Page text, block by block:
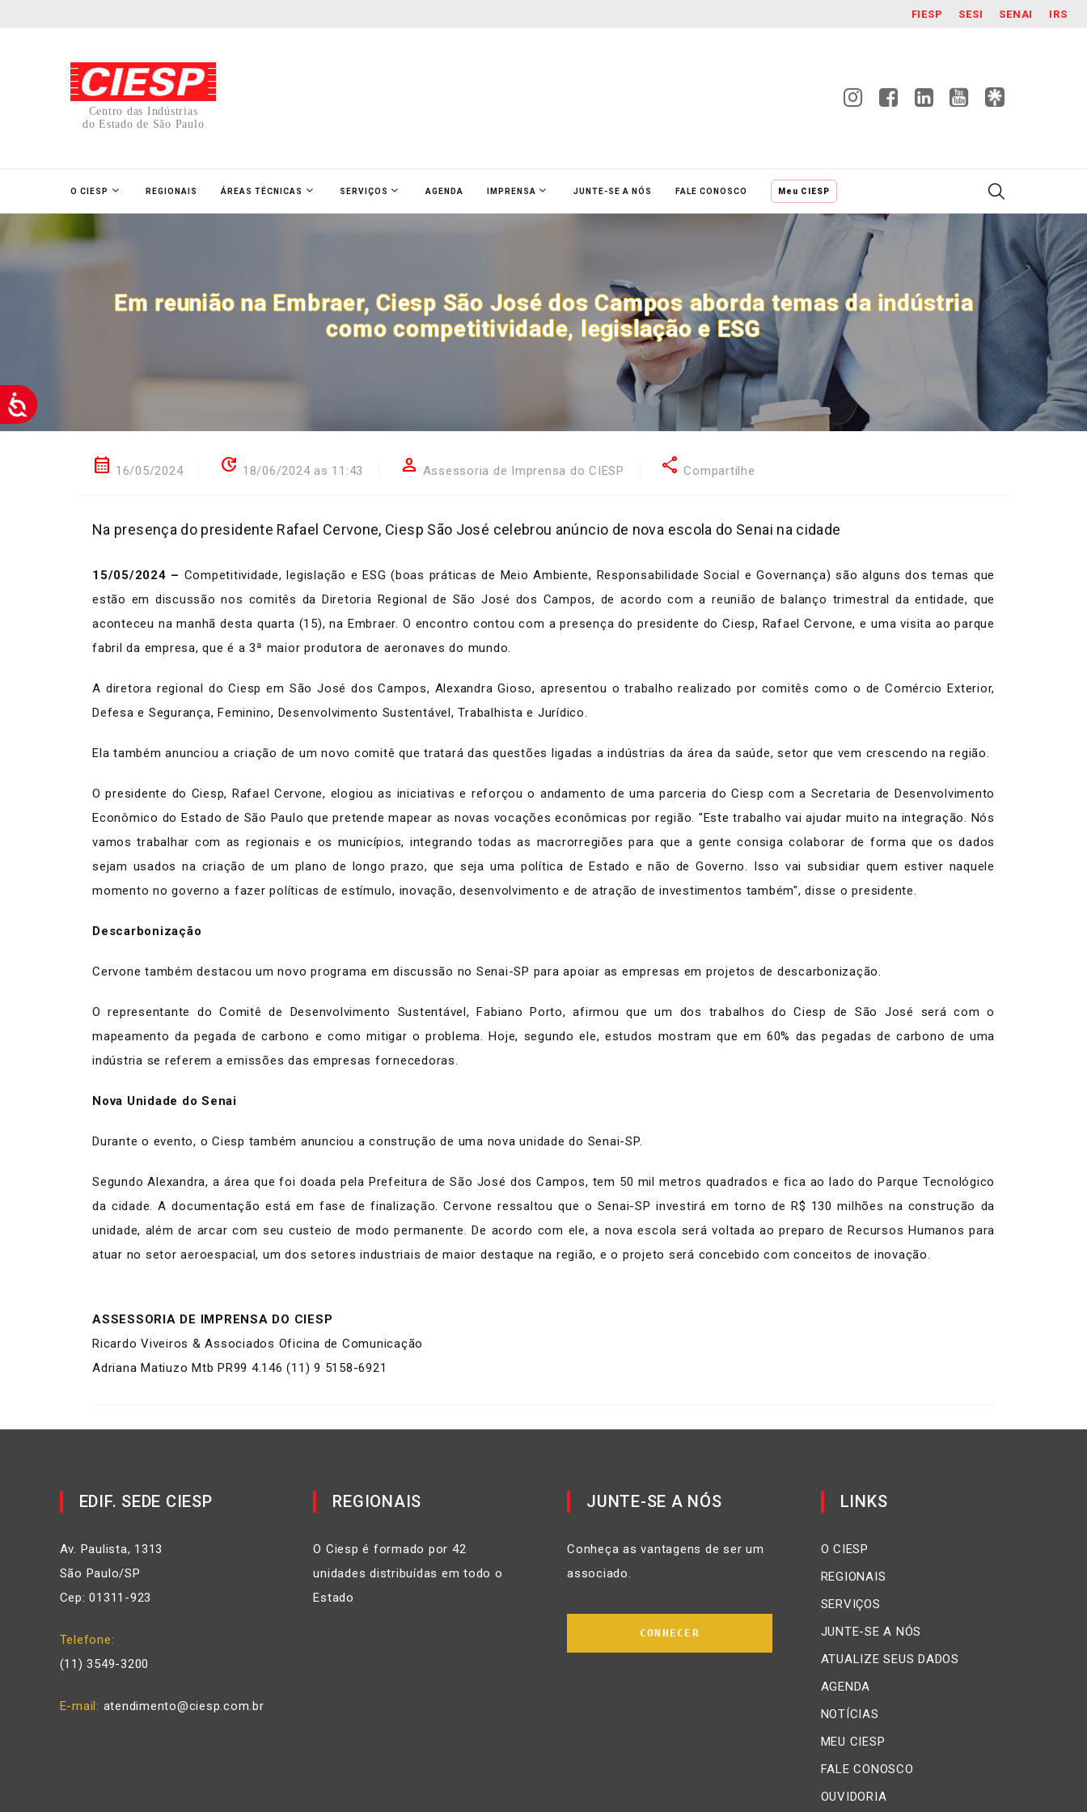
FIESP SESI SENAI IRS
Centro das Indústrias
do Estado de São Paulo
O CIESP REGIONAIS ÁREAS TÉCNICAS SERVIÇOS AGENDA IMPRENSA JUNTE-SE A NÓS FALE CONOSCO Meu CIESP
Em reunião na Embraer, Ciesp São José dos Campos aborda temas da indústria
como competitividade, legislação e ESG
calendar_month 16/05/2024 update 18/06/2024 as 11:43 person Assessoria de Imprensa do CIESP share Compartilhe
Na presença do presidente Rafael Cervone, Ciesp São José celebrou anúncio de nova escola do Senai na cidade
15/05/2024 – Competitividade, legislação e ESG (boas práticas de Meio Ambiente, Responsabilidade Social e Governança) são alguns dos temas que
estão em discussão nos comitês da Diretoria Regional de São José dos Campos, de acordo com a reunião de balanço trimestral da entidade, que
aconteceu na manhã desta quarta (15), na Embraer. O encontro contou com a presença do presidente do Ciesp, Rafael Cervone, e uma visita ao parque
fabril da empresa, que é a 3ª maior produtora de aeronaves do mundo.
A diretora regional do Ciesp em São José dos Campos, Alexandra Gioso, apresentou o trabalho realizado por comitês como o de Comércio Exterior,
Defesa e Segurança, Feminino, Desenvolvimento Sustentável, Trabalhista e Jurídico.
Ela também anunciou a criação de um novo comitê que tratará das questões ligadas a indústrias da área da saúde, setor que vem crescendo na região.
O presidente do Ciesp, Rafael Cervone, elogiou as iniciativas e reforçou o andamento de uma parceria do Ciesp com a Secretaria de Desenvolvimento
Econômico do Estado de São Paulo que pretende mapear as novas vocações econômicas por região. "Este trabalho vai ajudar muito na integração. Nós
vamos trabalhar com as regionais e os municípios, integrando todas as macrorregiões para que a gente consiga colaborar de forma que os dados
sejam usados na criação de um plano de longo prazo, que seja uma política de Estado e não de Governo. Isso vai subsidiar quem estiver naquele
momento no governo a fazer políticas de estímulo, inovação, desenvolvimento e de atração de investimentos também", disse o presidente.
Descarbonização
Cervone também destacou um novo programa em discussão no Senai-SP para apoiar as empresas em projetos de descarbonização.
O representante do Comitê de Desenvolvimento Sustentável, Fabiano Porto, afirmou que um dos trabalhos do Ciesp de São José será com o
mapeamento da pegada de carbono e como mitigar o problema. Hoje, segundo ele, estudos mostram que em 60% das pegadas de carbono de uma
indústria se referem a emissões das empresas fornecedoras.
Nova Unidade do Senai
Durante o evento, o Ciesp também anunciou a construção de uma nova unidade do Senai-SP.
Segundo Alexandra, a área que foi doada pela Prefeitura de São José dos Campos, tem 50 mil metros quadrados e fica ao lado do Parque Tecnológico
da cidade. A documentação está em fase de finalização. Cervone ressaltou que o Senai-SP investirá em torno de R$ 130 milhões na construção da
unidade, além de arcar com seu custeio de modo permanente. De acordo com ele, a nova escola será voltada ao preparo de Recursos Humanos para
atuar no setor aeroespacial, um dos setores industriais de maior destaque na região, e o projeto será concebido com conceitos de inovação.
ASSESSORIA DE IMPRENSA DO CIESP
Ricardo Viveiros & Associados Oficina de Comunicação
Adriana Matiuzo Mtb PR99 4.146 (11) 9 5158-6921
EDIF. SEDE CIESP
Av. Paulista, 1313
São Paulo/SP
Cep: 01311-923
Telefone
(11) 3549-3200
E-mail atendimento@ciesp.com.br
REGIONAIS
O Ciesp é formado por 42
unidades distribuídas em todo o
Estado
JUNTE-SE A NÓS
Conheça as vantagens de ser um
associado.
CONHECER
LINKS
O CIESP
REGIONAIS
SERVIÇOS
JUNTE-SE A NÓS
ATUALIZE SEUS DADOS
AGENDA
NOTÍCIAS
MEU CIESP
FALE CONOSCO
OUVIDORIA